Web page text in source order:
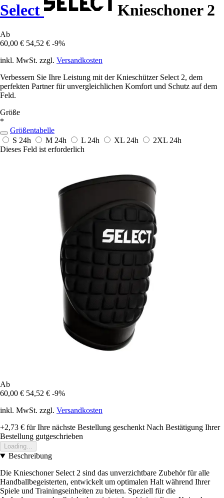
Select Knieschoner 2
Ab
60,00 € 54,52 € -9%
inkl. MwSt. zzgl. Versandkosten
Verbessern Sie Ihre Leistung mit der Knieschützer Select 2, dem
perfekten Partner für unvergleichlichen Komfort und Schutz auf dem
Feld.
Größe
*
Größentabelle
S 24h M 24h L 24h XL 24h 2XL 24h
Dieses Feld ist erforderlich
Ab
60,00 € 54,52 € -9%
inkl. MwSt. zzgl. Versandkosten
+2,73 € für Ihre nächste Bestellung geschenkt Nach Bestätigung Ihrer
Bestellung gutgeschrieben
Loading...
Beschreibung
Die Knieschoner Select 2 sind das unverzichtbare Zubehör für alle
Handballbegeisterten, entwickelt um optimalen Halt während Ihrer
Spiele und Trainingseinheiten zu bieten. Speziell für die